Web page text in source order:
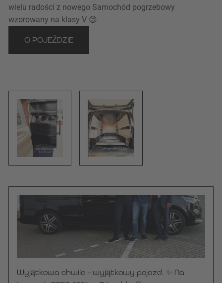
wielu radości z nowego Samochód pogrzebowy
wzorowany na klasy V 😊
O POJEŹDZIE
Wyjątkowa chwila – wyjątkowy pojazd. ✨ Na